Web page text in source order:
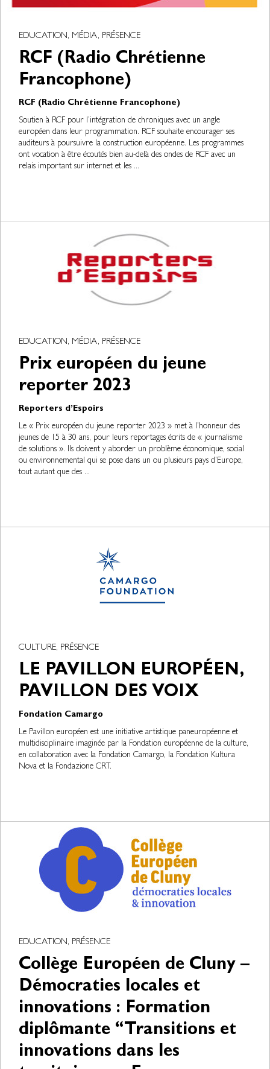
EDUCATION, MÉDIA, PRÉSENCE
RCF (Radio Chrétienne
Francophone)
RCF (Radio Chrétienne Francophone)
Soutien à RCF pour l’intégration de chroniques avec un angle
européen dans leur programmation. RCF souhaite encourager ses
auditeurs à poursuivre la construction européenne. Les programmes
ont vocation à être écoutés bien au-delà des ondes de RCF avec un
relais important sur internet et les ...
EDUCATION, MÉDIA, PRÉSENCE
Prix européen du jeune
reporter 2023
Reporters d’Espoirs
Le « Prix européen du jeune reporter 2023 » met à l’honneur des
jeunes de 15 à 30 ans, pour leurs reportages écrits de « journalisme
de solutions ». Ils doivent y aborder un problème économique, social
ou environnemental qui se pose dans un ou plusieurs pays d’Europe,
tout autant que des ...
CULTURE, PRÉSENCE
LE PAVILLON EUROPÉEN,
PAVILLON DES VOIX
Fondation Camargo
Le Pavillon européen est une initiative artistique paneuropéenne et
multidisciplinaire imaginée par la Fondation européenne de la culture,
en collaboration avec la Fondation Camargo, la Fondation Kultura
Nova et la Fondazione CRT.
EDUCATION, PRÉSENCE
Collège Européen de Cluny –
Démocraties locales et
innovations : Formation
diplômante “Transitions et
innovations dans les